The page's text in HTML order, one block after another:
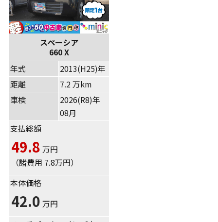
スペーシア
660 X
年式
2013(H25)年
距離
7.2 万km
車検
2026(R8)年
08月
支払総額
49.8 万円
（諸費用 7.8万円）
本体価格
42.0 万円